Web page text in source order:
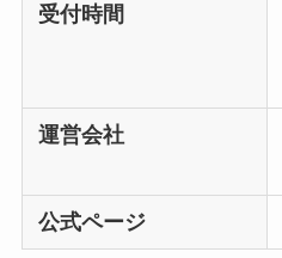
受付時間
運営会社
公式ページ